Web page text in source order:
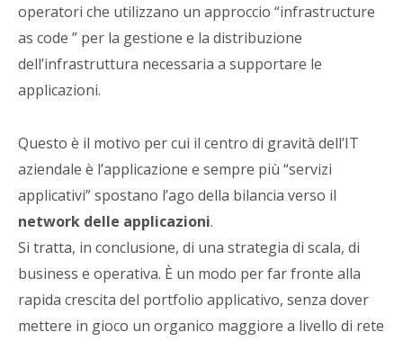
operatori che utilizzano un approccio “infrastructure
as code ” per la gestione e la distribuzione
dell’infrastruttura necessaria a supportare le
applicazioni.
Questo è il motivo per cui il centro di gravità dell’IT
aziendale è l’applicazione e sempre più “servizi
applicativi” spostano l’ago della bilancia verso il
network delle applicazioni.
Si tratta, in conclusione, di una strategia di scala, di
business e operativa. È un modo per far fronte alla
rapida crescita del portfolio applicativo, senza dover
mettere in gioco un organico maggiore a livello di rete